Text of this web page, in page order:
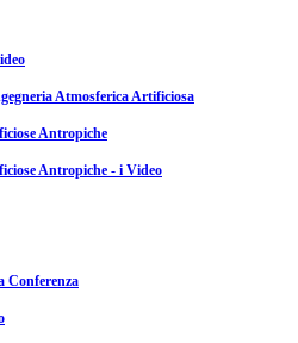
Atmosferica Artificiosa
Antropiche
Antropiche - i Video
Conferenza